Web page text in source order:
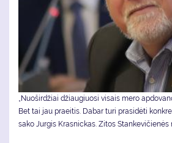
„Nuoširdžiai džiau­giuo­si vi­sais me­ro
Bet tai jau praeitis. Da­bar tu­ri pra­si­dė­ti
sako Jurgis Krasnickas. Zi­tos Stan­ke­vi­čie­nės